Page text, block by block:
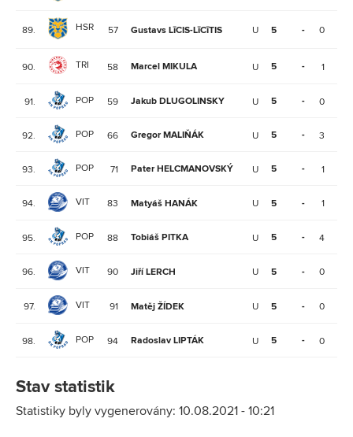
89. HSR 57 Gustavs LīCIS-LīCīTIS U 5 - 0
90. TRI 58 Marcel MIKULA U 5 - 1
91. POP 59 Jakub DLUGOLINSKY U 5 - 0
92. POP 66 Gregor MALIŇÁK U 5 - 3
93. POP 71 Pater HELCMANOVSKÝ U 5 - 1
94. VIT 83 Matyáš HANÁK U 5 - 1
95. POP 88 Tobiáš PITKA U 5 - 4
96. VIT 90 Jiří LERCH U 5 - 0
97. VIT 91 Matěj ŽÍDEK U 5 - 0
98. POP 94 Radoslav LIPTÁK U 5 - 0
Stav statistik
Statistiky byly vygenerovány: 10.08.2021 - 10:21